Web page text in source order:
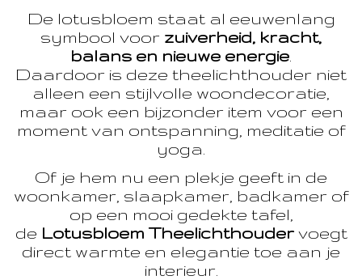
De lotusbloem staat al eeuwenlang
symbool voor zuiverheid, kracht,
balans en nieuwe energie
Daardoor is deze theelichthouder niet
alleen een stijlvolle woondecoratie,
maar ook een bijzonder item voor een
moment van ontspanning, meditatie of
yoga.
Of je hem nu een plekje geeft in de
woonkamer, slaapkamer, badkamer of
op een mooi gedekte tafel,
de Lotusbloem Theelichthoudervoegt
direct warmte en elegantie toe aan je
interieur.